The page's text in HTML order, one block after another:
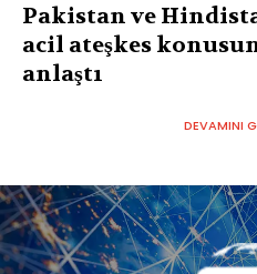
Pakistan ve
acil ateşkes
anlaştı
DEVAMINI